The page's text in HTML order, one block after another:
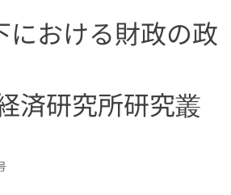
における財政の政
済研究所研究叢